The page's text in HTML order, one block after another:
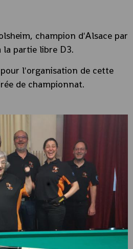
champion d'Alsace par
la partie libre D3.
l'organisation de cette
de championnat.